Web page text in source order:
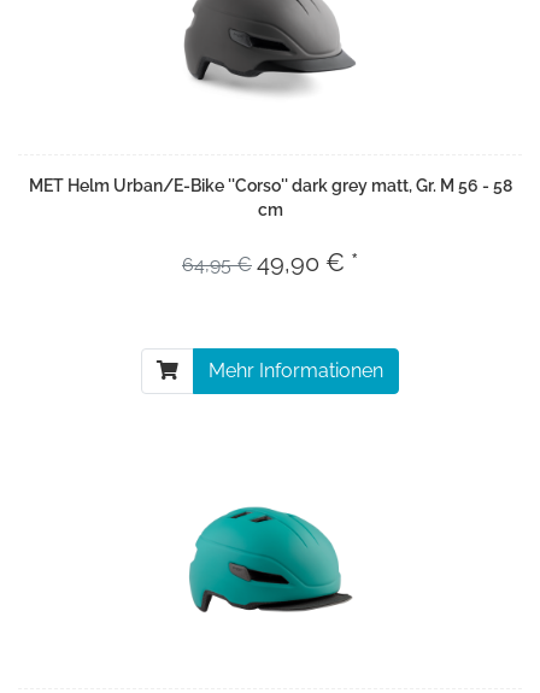
MET Helm Urban/E-Bike ''Corso'' dark grey matt, Gr. M 56 - 58
cm
64,95 € 49,90 € *
Mehr Informationen